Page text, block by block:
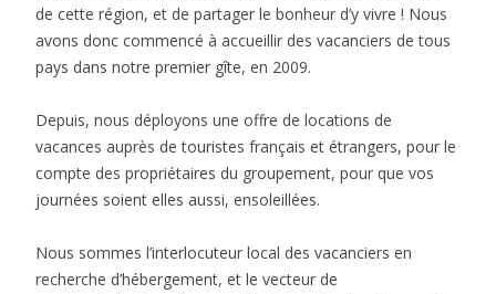
de cette région, et de partager le bonheur d’y vivre ! Nous
avons donc commencé à accueillir des vacanciers de tous
pays dans notre premier gîte, en 2009.
Depuis, nous déployons une offre de locations de
vacances auprès de touristes français et étrangers, pour le
compte des propriétaires du groupement, pour que vos
journées soient elles aussi, ensoleillées.
Nous sommes l’interlocuteur local des vacanciers en
recherche d’hébergement, et le vecteur de